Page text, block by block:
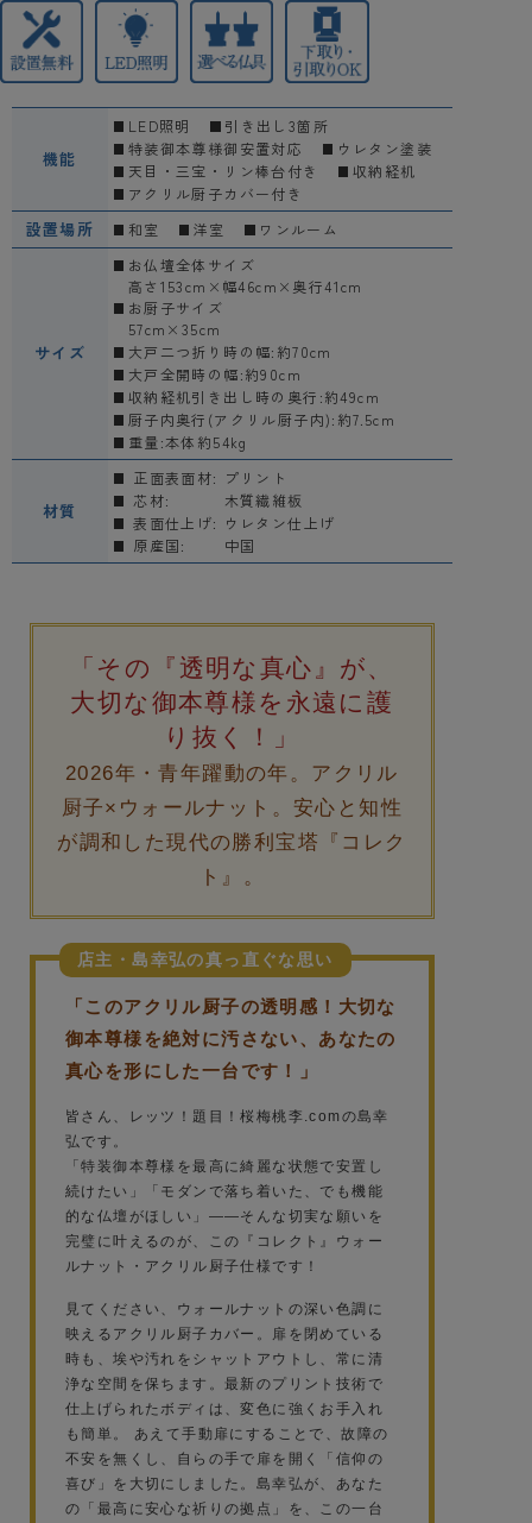
機能
LED照明
引き出し3箇所
特装御本尊様御安置対応
ウレタン塗装
天目・三宝・リン棒台付き
収納経机
アクリル厨子カバー付き
設置場所 和室 洋室 ワンルーム
サイズ
お仏壇全体サイズ
高さ153cm×幅46cm×奥行41cm
お厨子サイズ
57cm×35cm
大戸二つ折り時の幅:約70cm
大戸全開時の幅:約90cm
収納経机引き出し時の奥行:約49cm
厨子内奥行(アクリル厨子内):約7.5cm
重量:本体約54kg
材質
正面表面材: プリント
芯材:
木質繊維板
表面仕上げ: ウレタン仕上げ
原産国:
中国
「その『透明な真心』が、
大切な御本尊様を永遠に護
り抜く！」
2026年・青年躍動の年。アクリル
厨子×ウォールナット。安心と知性
が調和した現代の勝利宝塔『コレク
ト』。
店主・島幸弘の真っ直ぐな思い
「このアクリル厨子の透明感！大切な
御本尊様を絶対に汚さない、あなたの
真心を形にした一台です！」
皆さん、レッツ！題目！桜梅桃李.comの島幸
弘です。
「特装御本尊様を最高に綺麗な状態で安置し
続けたい」「モダンで落ち着いた、でも機能
的な仏壇がほしい」——そんな切実な願いを
完璧に叶えるのが、この『コレクト』ウォー
ルナット・アクリル厨子仕様です！
見てください、ウォールナットの深い色調に
映えるアクリル厨子カバー。扉を閉めている
時も、埃や汚れをシャットアウトし、常に清
浄な空間を保ちます。最新のプリント技術で
仕上げられたボディは、変色に強くお手入れ
も簡単。 あえて手動扉にすることで、故障の
不安を無くし、自らの手で扉を開く「信仰の
喜び」を大切にしました。島幸弘が、あなた
の「最高に安心な祈りの拠点」を、この一台